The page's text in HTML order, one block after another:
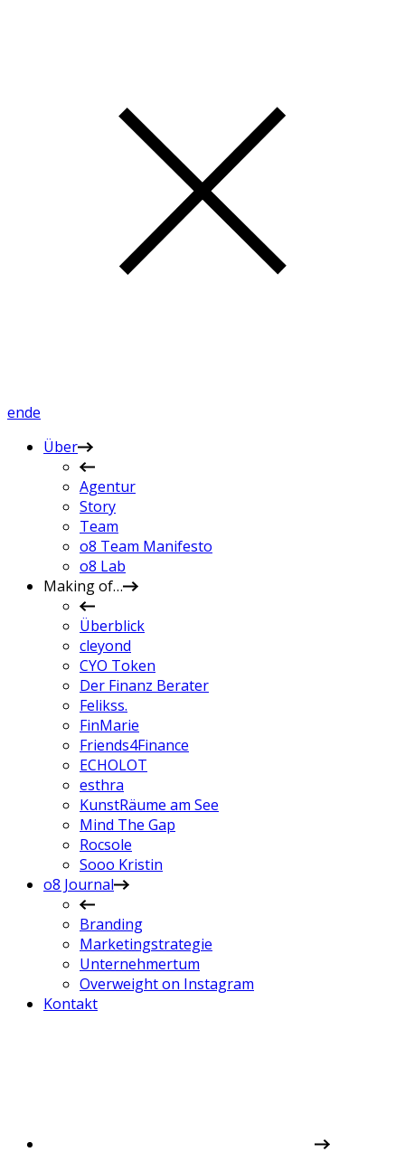
ende
Über
Agentur
Story
Team
o8 Team Manifesto
o8 Lab
Making of…
Überblick
cleyond
CYO Token
Der Finanz Berater
Felikss.
FinMarie
Friends4Finance
ECHOLOT
esthra
KunstRäume am See
Mind The Gap
Rocsole
Sooo Kristin
o8 Journal
Branding
Marketingstrategie
Unternehmertum
Overweight on Instagram
Kontakt